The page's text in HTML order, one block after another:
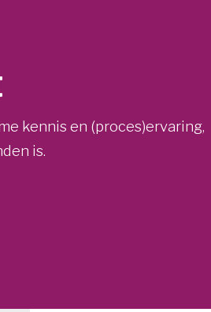
kennis en (proces)ervaring,
is.